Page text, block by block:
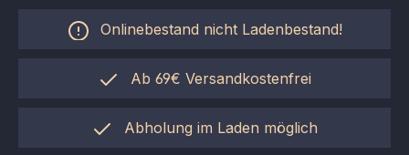
Zum Hauptinhalt springen
Onlinebestand nicht Ladenbestand!
Ab 69€ Versandkostenfrei
Abholung im Laden möglich